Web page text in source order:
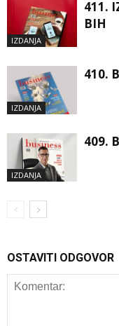
IZDANJA
411.
BIH
IZDANJA
410.
IZDANJA
409.
OSTAVITI ODGOVOR